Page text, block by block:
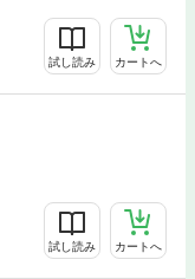
試し読み カートへ
試し読み カートへ